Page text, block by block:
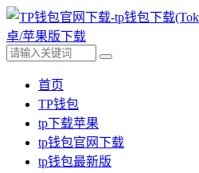
首页
TP钱包
tp下载苹果
tp钱包官网下载
tp钱包最新版